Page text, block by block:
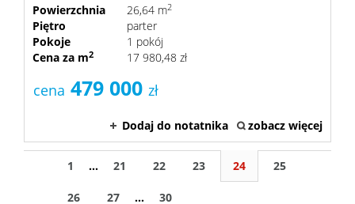
Powierzchnia
26,64 m2
Piętro
parter
Pokoje
1 pokój
Cena za m2 17 980,48 zł
cena 479 000 zł
Dodaj do notatnika zobacz więcej
1 ... 21 22 23 24 25
26 27 ... 30